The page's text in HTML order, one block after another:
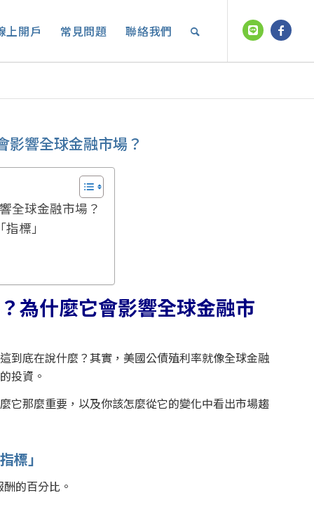
上開戶 常見問題 聯絡我們
影響全球金融市場？
全球金融市場？
標」
為什麼它會影響全球金融市
到底在說什麼？其實，美國公債殖利率就像全球金融
投資。
它那麼重要，以及你該怎麼從它的變化中看出市場趨
標」
的百分比。